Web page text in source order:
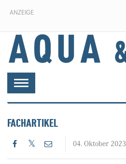
ANZEIGE
Toggle
navigation
FACHARTIKEL
04. Oktober 2023